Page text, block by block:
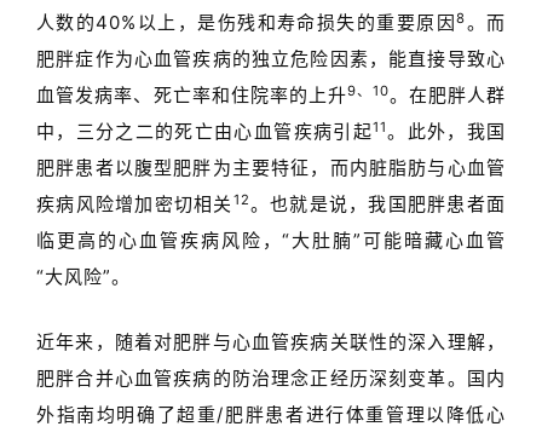
人数的40% 以上，是伤残和寿命损失的重要原因8。而
肥胖症作为心血管疾病的独立危险因素，能直接导致心
血管发病率、死亡率和住院率的上升9、10。 在肥胖人群
中，三分之二的死亡由心血管疾病引起11。此外，我国
肥胖患者以腹型肥胖为主要特征，而内脏脂肪与心血管
疾病风险增加密切相关 12。也就是说，我国肥胖患者面
临更高的心血管疾病风险，“大肚腩”可能暗藏心血管
“大风险”。
近年来，随着对肥胖与心血管疾病关联性的深入理解，
肥胖合并心血管疾病的防治理念正经历深刻变革。国内
外指南均明确了超重/肥胖患者进行体重管理以降低心